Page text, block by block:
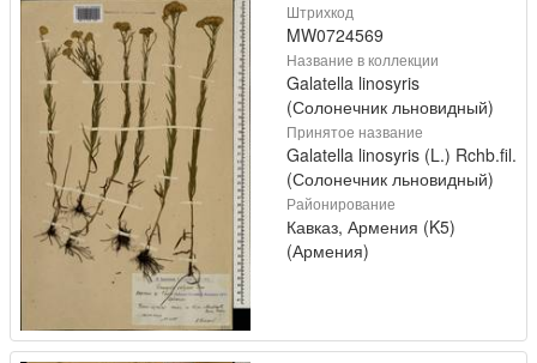
Штрихкод
MW0724569
Название в коллекции
Galatella linosyris
(Солонечник льновидный)
Принятое название
Galatella linosyris (L.) Rchb.fil.
(Солонечник льновидный)
Районирование
Кавказ, Армения (K5)
(Армения)